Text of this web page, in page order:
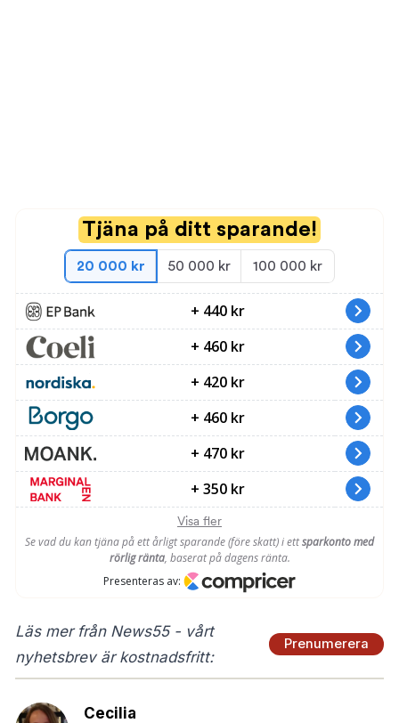
Läs mer från News55 - vårt
nyhetsbrev är kostnadsfritt:
Prenumerera
Cecilia